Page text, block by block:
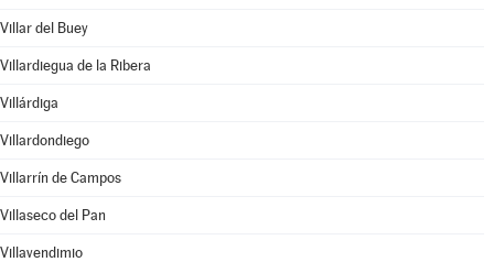
Villar del Buey
Villardiegua de la Ribera
Villárdiga
Villardondiego
Villarrín de Campos
Villaseco del Pan
Villavendimio